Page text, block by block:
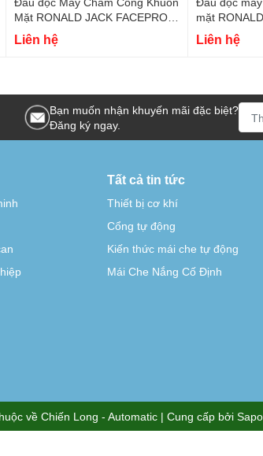
Mặt RONALD JACK FACEPRO-
008
Liên hệ
mặt
006
Liên hệ
Bạn muốn nhận khuyến mãi đặc biệt?
Đăng ký ngay.
Tất cả tin tức
Thiết bị cơ khí
Cổng tự động
Kiến thức mái che tự động
Mái Che Nắng Cố Định
về Chiến Long - Automatic | Cung cấp bởi Sapo